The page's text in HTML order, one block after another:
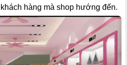
hàng mà shop hướng đến.